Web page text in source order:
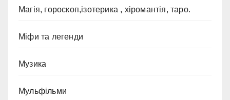
Магія, гороскоп,ізотерика , хіромантія, таро.
Міфи та легенди
Музика
Мульфільми